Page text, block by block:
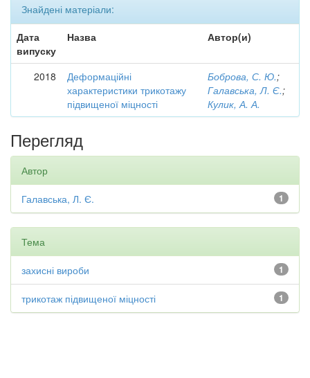
Знайдені матеріали:
Дата
випуску
Назва Автор(и)
2018
Деформаційні
характеристики трикотажу
підвищеної міцності
Боброва, С. Ю.;
Галавська, Л. Є.;
Кулик, А. А.
Перегляд
Автор
1
Галавська, Л. Є.
Тема
1
захисні вироби
1
трикотаж підвищеної міцності